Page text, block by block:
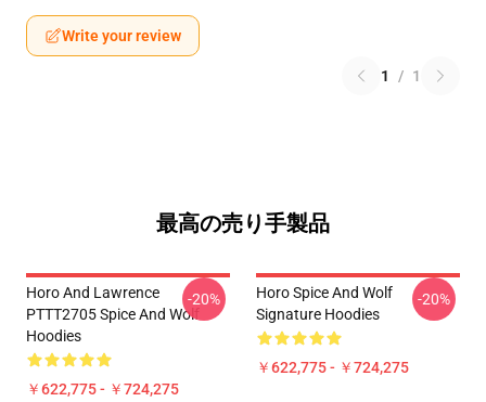
Write your review
1 / 1
最高の売り手製品
Horo And Lawrence
PTTT2705 Spice And Wolf
Hoodies
￥622,775 - ￥724,275
-20%
Horo Spice And Wolf
Signature Hoodies
￥622,775 - ￥724,275
-20%